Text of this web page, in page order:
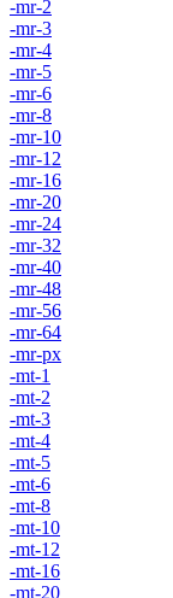
-mr-2
-mr-3
-mr-4
-mr-5
-mr-6
-mr-8
-mr-10
-mr-12
-mr-16
-mr-20
-mr-24
-mr-32
-mr-40
-mr-48
-mr-56
-mr-64
-mr-px
-mt-1
-mt-2
-mt-3
-mt-4
-mt-5
-mt-6
-mt-8
-mt-10
-mt-12
-mt-16
-mt-20